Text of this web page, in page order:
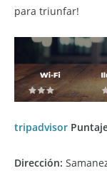
para triunfar!
tripadvisor
Dirección: